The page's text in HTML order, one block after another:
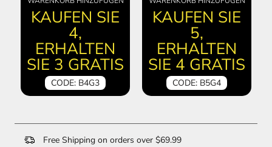
KAUFEN SIE
4,
ERHALTEN
SIE 3 GRATIS
CODE: B4G3
KAUFEN SIE
5,
ERHALTEN
SIE 4 GRATIS
CODE: B5G4
Free Shipping on orders over $69.99